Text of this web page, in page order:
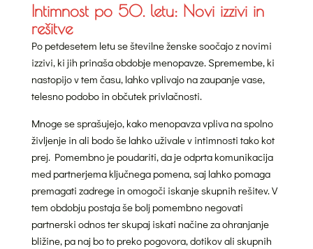
Intimnost po 50. letu: Novi izzivi in
rešitve
Po petdesetem letu se številne ženske soočajo z novimi
izzivi, ki jih prinaša obdobje menopavze. Spremembe, ki
nastopijo v tem času, lahko vplivajo na zaupanje vase,
telesno podobo in občutek privlačnosti.
Mnoge se sprašujejo, kako menopavza vpliva na spolno
življenje in ali bodo še lahko uživale v intimnosti tako kot
prej. Pomembno je poudariti, da je odprta komunikacija
med partnerjema ključnega pomena, saj lahko pomaga
premagati zadrege in omogoči iskanje skupnih rešitev. V
tem obdobju postaja še bolj pomembno negovati
partnerski odnos ter skupaj iskati načine za ohranjanje
bližine, pa naj bo to preko pogovora, dotikov ali skupnih